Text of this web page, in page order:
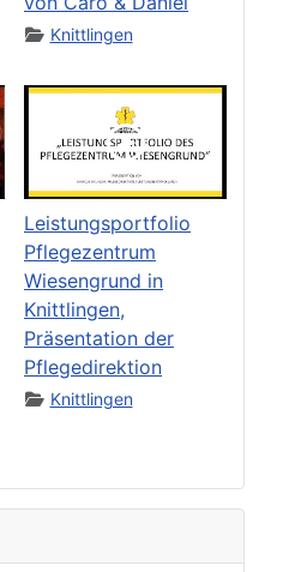
Knittlingen
Leistungsportfolio
Pflegezentrum
Wiesengrund in
Knittlingen,
Präsentation der
Pflegedirektion
Knittlingen